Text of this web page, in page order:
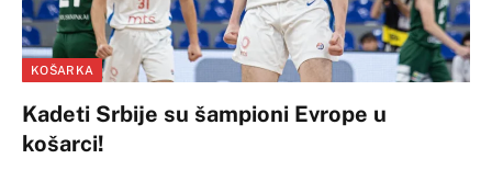
KOŠARKA
Kadeti Srbije su šampioni Evrope u
košarci!